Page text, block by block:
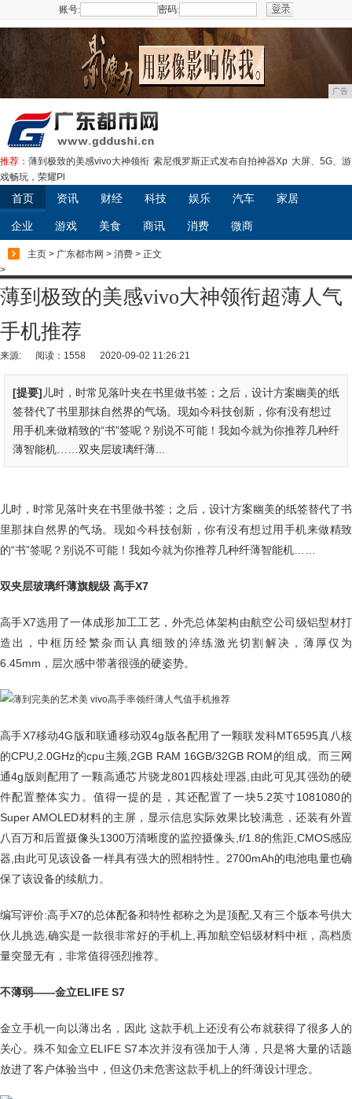
账号: 密码:
广告
推荐： 薄到极致的美感vivo大神领衔 索尼俄罗斯正式发布自拍神器Xp 大屏、5G、游
戏畅玩，荣耀Pl
首页 资讯 财经 科技 娱乐 汽车 家居
企业 游戏 美食 商讯 消费 微商
主页 > 广东都市网 > 消费 > 正文
>
薄到极致的美感vivo大神领衔超薄人气
手机推荐
来源: 阅读：1558 2020-09-02 11:26:21
[提要] 儿时，时常见落叶夹在书里做书签；之后，设计方案幽美的纸
签替代了书里那抹自然界的气场。现如今科技创新，你有没有想过
用手机来做精致的“书”签呢？别说不可能！我如今就为你推荐几种纤
薄智能机……双夹层玻璃纤薄...
儿时，时常见落叶夹在书里做书签；之后，设计方案幽美的纸签替代了书
里那抹自然界的气场。现如今科技创新，你有没有想过用手机来做精致
的“书”签呢？别说不可能！我如今就为你推荐几种纤薄智能机……
双夹层玻璃纤薄旗舰级 高手X7
高手X7选用了一体成形加工工艺，外壳总体架构由航空公司级铝型材打
造出，中框历经繁杂而认真细致的淬练激光切割解决，薄厚仅为
6.45mm，层次感中带著很强的硬姿势。
高手X7移动4G版和联通移动双4g版各配用了一颗联发科MT6595真八核
的CPU,2.0GHz的cpu主频,2GB RAM 16GB/32GB ROM的组成。而三网
通4g版则配用了一颗高通芯片骁龙801四核处理器,由此可见其强劲的硬
件配置整体实力。值得一提的是，其还配置了一块5.2英寸1081080的
Super AMOLED材料的主屏，显示信息实际效果比较满意，还装有外置
八百万和后置摄像头1300万清晰度的监控摄像头,f/1.8的焦距,CMOS感应
器,由此可见该设备一样具有强大的照相特性。2700mAh的电池电量也确
保了该设备的续航力。
编写评价:高手X7的总体配备和特性都称之为是顶配,又有三个版本号供大
伙儿挑选,确实是一款很非常好的手机上,再加航空铝级材料中框，高档质
量突显无有，非常值得强烈推荐。
不薄弱——金立ELIFE S7
金立手机一向以薄出名，因此 这款手机上还没有公布就获得了很多人的
关心。殊不知金立ELIFE S7本次并沒有强加于人薄，只是将大量的话题
放进了客户体验当中，但这仍未危害这款手机上的纤薄设计理念。